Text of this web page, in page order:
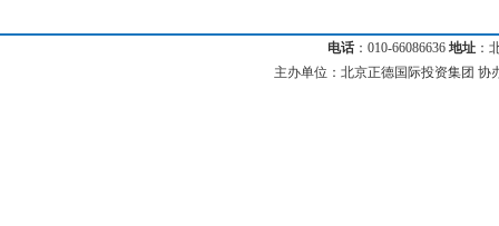
电话 ：010-66086636 地址 ：
主办单位：北京正德国际投资集团